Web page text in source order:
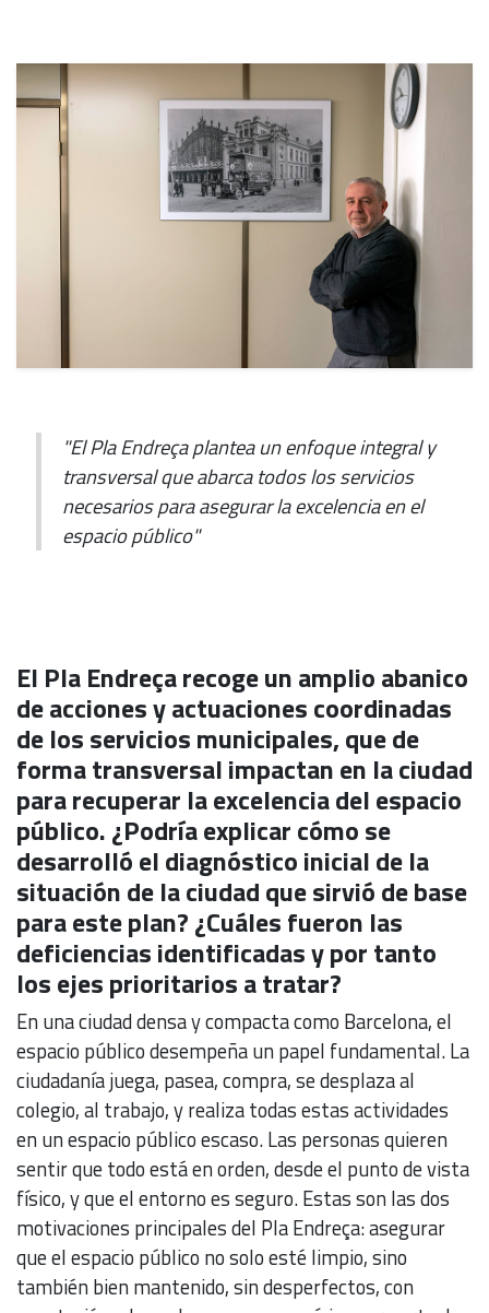
"El Pla Endreça plantea un enfoque integral y
transversal que abarca todos los servicios
necesarios para asegurar la excelencia en el
espacio público"
El Pla Endreça recoge un amplio abanico
de acciones y actuaciones coordinadas
de los servicios municipales, que de
forma transversal impactan en la ciudad
para recuperar la excelencia del espacio
público. ¿Podría explicar cómo se
desarrolló el diagnóstico inicial de la
situación de la ciudad que sirvió de base
para este plan? ¿Cuáles fueron las
deficiencias identificadas y por tanto
los ejes prioritarios a tratar?
En una ciudad densa y compacta como Barcelona, el
espacio público desempeña un papel fundamental. La
ciudadanía juega, pasea, compra, se desplaza al
colegio, al trabajo, y realiza todas estas actividades
en un espacio público escaso. Las personas quieren
sentir que todo está en orden, desde el punto de vista
físico, y que el entorno es seguro. Estas son las dos
motivaciones principales del Pla Endreça: asegurar
que el espacio público no solo esté limpio, sino
también bien mantenido, sin desperfectos, con